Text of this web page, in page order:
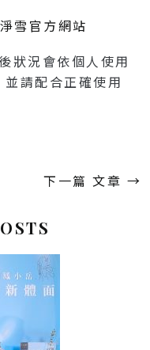
雪官方網站
狀況會依個人使用
請配合正確使用
下一篇 文章 →